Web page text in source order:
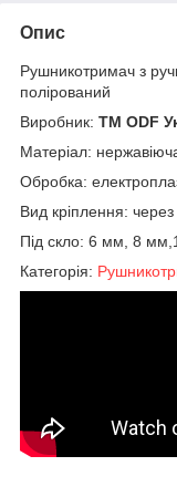
Опис
Рушникотримач з
полірований
Виробник: ТМ ODF
Матеріал:
Обробка:
Вид кріплення: через
Під скло: 6 мм, 8
Категорія: